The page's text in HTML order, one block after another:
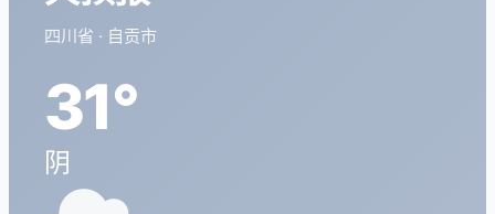
四川省 · 自贡市
31°
阴